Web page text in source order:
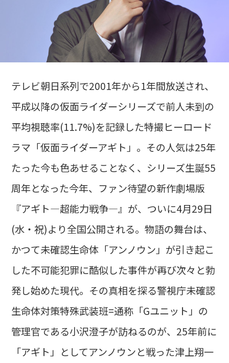
テレビ朝日系列で2001年から1年間放送され、
平成以降の仮面ライダーシリーズで前人未到の
平均視聴率(11.7%)を記録した特撮ヒーロード
ラマ「仮面ライダーアギト」。その人気は25年
たった今も色あせることなく、シリーズ生誕55
周年となった今年、ファン待望の新作劇場版
『アギト―超能力戦争―』が、ついに4月29日
(水・祝)より全国公開される。物語の舞台は、
かつて未確認生命体「アンノウン」が引き起こ
した不可能犯罪に酷似した事件が再び次々と勃
発し始めた現代。その真相を探る警視庁未確認
生命体対策特殊武装班=通称「Gユニット」の
管理官である小沢澄子が訪ねるのが、25年前に
「アギト」としてアンノウンと戦った津上翔一